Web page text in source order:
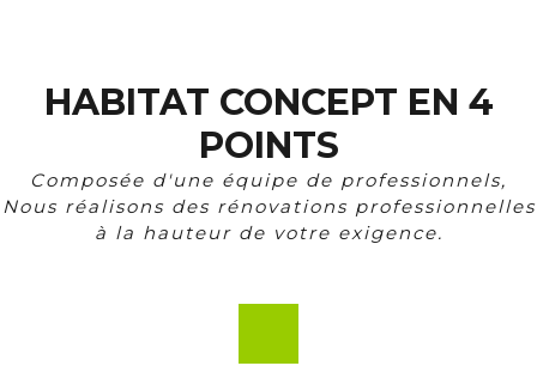
HABITAT CONCEPT EN 4
POINTS
Composée d'une équipe de professionnels,
Nous réalisons des rénovations professionnelles
à la hauteur de votre exigence.